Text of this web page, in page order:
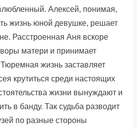
Алексей, понимая,
жизнь юной девушке, решает
Расстроенная Аня вскоре
матери и принимает
жизнь заставляет
крутиться среди настоящих
жизни вынуждают и
в банду. Так судьба разводит
по разные стороны